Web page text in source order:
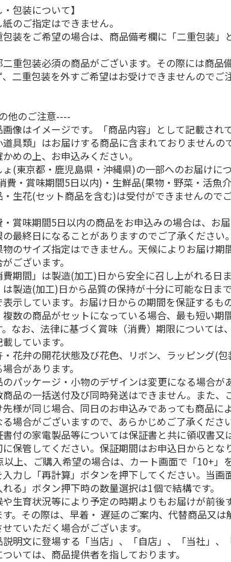
＜お中元＞東京あん
個入
4.0（1）
＜お中元＞江戸日本
入
4.0（1）
＜お中元＞ななこ
4.5（2）
・包装について】
のご指定はできません。
装をご希望の場合は、商品備考欄に「二重包装」
重包装必須の商品がございます。その際には商品
、二重包装を外すご希望はお受けできませんのでご
他のご注意----
像はイメージです。「商品内容」として記載され
道具類」はお届けする商品に含まれておりませんの
めの上、お申込みください。
(東京都・鹿児島県・沖縄県)の一部へのお届けに
費・賞味期間5日以内)・生鮮品(果物・野菜・活魚
・生花(セット商品を含む)は受付ができませんので
賞味期間5日以内の商品をお申込みの場合は、お
最終日になることがありますのでご了承ください。
のサイズ指定はできません。天候によりお届け期
ございます。
期間」は製造(加工)日から安全に召し上がれる日
は製造(加工)日から品質の保持が十分に可能な日ま
表示しています。お届け日からの期間を保証するも
複数の商品がセットになっている場合、最も短い期
。なお、法律に基づく賞味（消費）期限については
しています。
花弁の開花状態及び花色、リボン、ラッピング(包
合があります。
パッケージ・小物のデザインは変更になる場合が
品の一括送付及び同時発送はできません。また、
先様が同じ場合、同日のお申込みであっても商品に
場合がございますので、あらかじめご了承ください
付の家電製品等については保証書と共に領収書又
保管してください。保証期間はお申込日からとな
上、ご購入希望の場合は、カート画面で「10+」
入力し「再計算」ボタンを押下してください。当画
れる」ボタン押下時の数量選択は1個で結構です。
生育状況等により予定の時期よりもお届けが前後
す。その際は、早着・ 遅延のご案内、代替商品又は
ていただく場合がございます。
明文に登場する「当店」、「自店」、「当社」、
いては、商品提供者を指しております。